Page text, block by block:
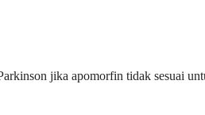
jika apomorfin tidak sesuai